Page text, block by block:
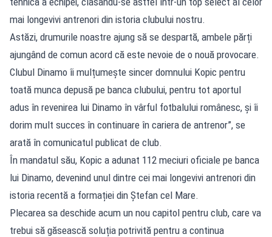
mai longevivi antrenori din istoria clubului nostru.
Astăzi, drumurile noastre ajung să se despartă, ambele părți
ajungând de comun acord că este nevoie de o nouă provocare.
Clubul Dinamo îi mulțumește sincer domnului Kopic pentru
toată munca depusă pe banca clubului, pentru tot aportul
adus în revenirea lui Dinamo în vârful fotbalului românesc, și îi
dorim mult succes în continuare în cariera de antrenor”, se
arată în comunicatul publicat de club.
În mandatul său, Kopic a adunat 112 meciuri oficiale pe banca
lui Dinamo, devenind unul dintre cei mai longevivi antrenori din
istoria recentă a formației din Ștefan cel Mare.
Plecarea sa deschide acum un nou capitol pentru club, care va
trebui să găsească soluția potrivită pentru a continua